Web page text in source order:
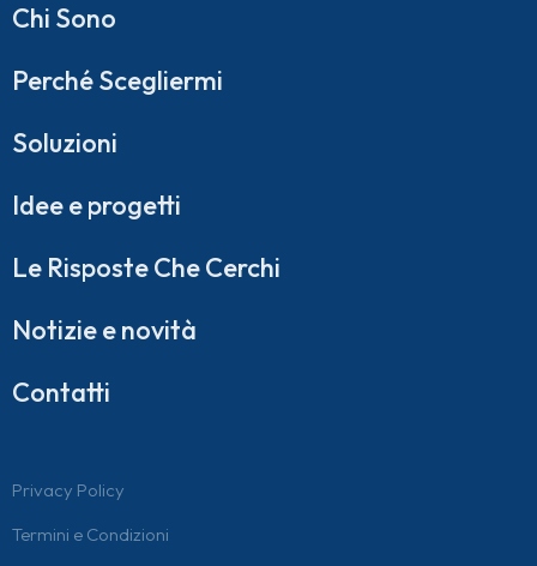
Chi Sono
Perché Scegliermi
Soluzioni
Idee e progetti
Le Risposte Che Cerchi
Notizie e novità
Contatti
Privacy Policy
Termini e Condizioni